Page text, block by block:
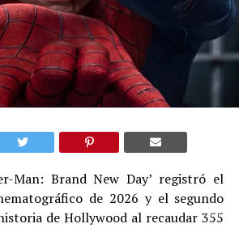
Man: Brand New Day’ registró el
de 2026 y el segundo
de Hollywood al recaudar 355